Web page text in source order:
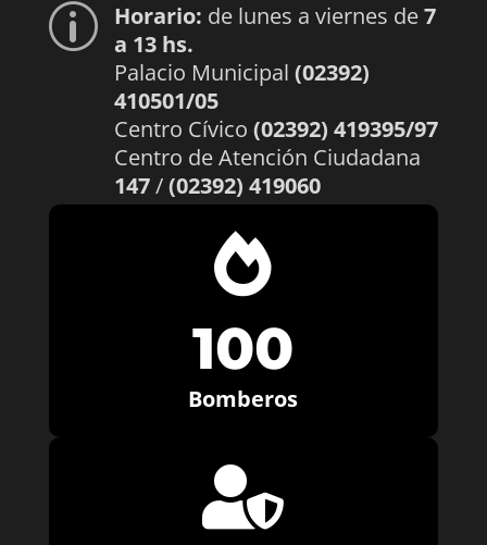
p Horario: de lunes a viernes de7
a 13 hs.
Palacio Municipal (02392)
410501/05
Centro Cívico (02392) 419395/97
Centro de Atención Ciudadana
147/(02392) 419060

100
Bomberos
